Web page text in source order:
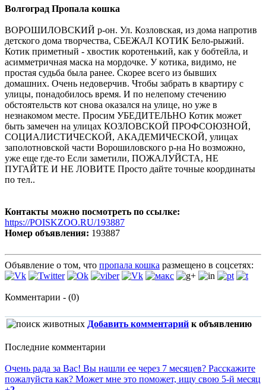
Волгоград Пропала кошка
ВОРОШИЛОВСКИЙ р-он. Ул. Козловская, из дома напротив
детского дома творчества, СБЕЖАЛ КОТИК Бело-рыжий.
Котик приметный - хвостик коротенький, как у бобтейла, и
асимметричная маска на мордочке. У котика, видимо, не
простая судьба была ранее. Скорее всего из бывших
домашних. Очень недоверчив. Чтобы забрать в квартиру с
улицы, понадобилось время. И по нелепому стечению
обстоятельств кот снова оказался на улице, но уже в
незнакомом месте. Просим УБЕДИТЕЛЬНО Котик может
быть замечен на улицах КОЗЛОВСКОЙ ПРОФСОЮЗНОЙ,
СОЦИАЛИСТИЧЕСКОЙ, АКАДЕМИЧЕСКОЙ, улицах
заполотновской части Ворошиловского р-на Но возможно,
уже еще где-то Если заметили, ПОЖАЛУЙСТА, НЕ
ПУГАЙТЕ И НЕ ЛОВИТЕ Просто дайте точные координаты
по тел..
Контакты можно посмотреть по ссылке:
https://POISKZOO.RU/193887
Номер объявления: 193887
Объявление о том, что пропала кошка размещено в соцсетях:
Комментарии - (0)
Добавить комментарий к объявлению
Последние комментарии
Очень рада за Вас! Вы нашли ее через 7 месяцев? Расскажите
пожалуйста как? Может мне это поможет, ищу свою 5-й месяц